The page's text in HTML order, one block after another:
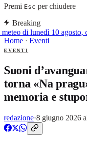
Premi Esc per chiudere
Breaking
di lunedì 10 agosto,
Home · Eventi
EVENTI
Suoni
torna «Na
memoria e
redazione·8 giugno 2026